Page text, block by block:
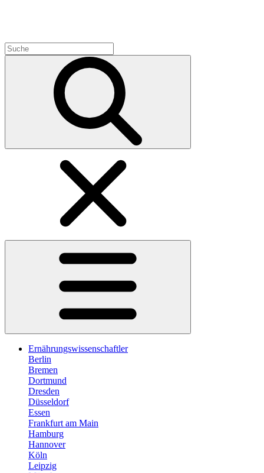
Ernährungswissenschaftler
Berlin
Bremen
Dortmund
Dresden
Düsseldorf
Essen
Frankfurt am Main
Hamburg
Hannover
Köln
Leipzig